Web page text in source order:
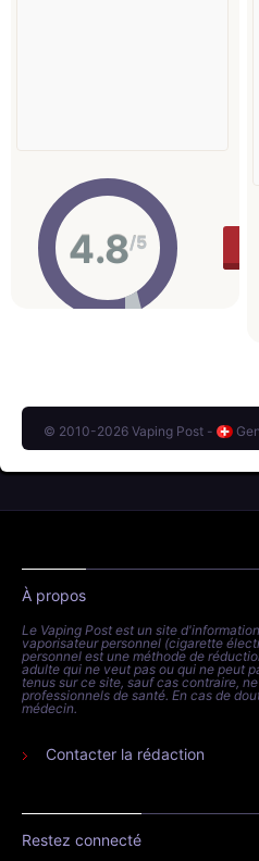
4.8/5
© 2010-2026 Vaping Post -
À propos
Le Vaping Post est un site
vaporisateur personnel (cigarette
personnel est une méthode de
adulte qui ne veut pas ou qui ne peut
tenus sur ce site, sauf cas contraire,
professionnels de santé. En cas de
médecin.
Contacter la rédaction
Restez connecté